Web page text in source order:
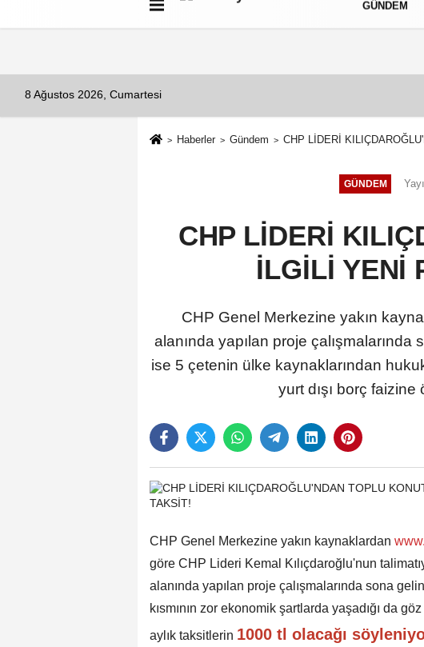
Künye
GÜNDEM
8 Ağustos 2026, Cumartesi
Haberler Gündem CHP LİDERİ
GÜNDEM
CHP LİDERİ
İLGİLİ YENİ
CHP Genel Merkezine yakın
alanında yapılan proje
ise 5 çetenin ülke kaynaklarından
yurt dışı borç
CHP Genel Merkezine yakın kaynaklardan
göre CHP Lideri Kemal Kılıçdaroğlu'nun
alanında yapılan proje çalışmalarında sona
kısmının zor ekonomik şartlarda yaşadığı da
aylık taksitlerin 1000 tl olacağı